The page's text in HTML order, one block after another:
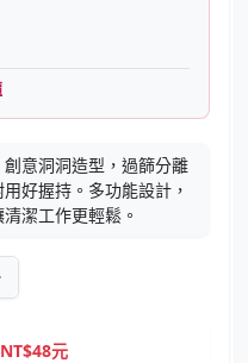
意洞洞造型，過篩分離
好握持。多功能設計，
潔工作更輕鬆。
NT$48元